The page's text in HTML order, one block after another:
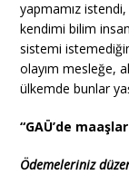
yapmamız
kendimi bilim
sistemi
olayım mesleğe,
ülkemde bunlar
“GAÜ’de
Ödemeleriniz